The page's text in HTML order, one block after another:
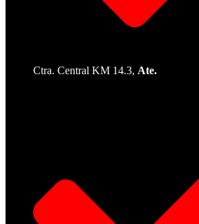
Ctra. Central KM 14.3, Ate.